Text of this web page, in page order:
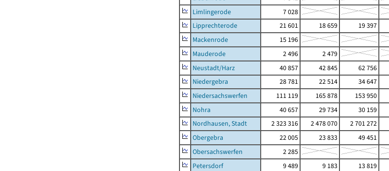
Limlingerode
7 028
Lipprechterode
21 601 18 659 19 397
Mackenrode
15 196
Mauderode
2 496
2 479
Neustadt/Harz
40 857 42 845 62 756
Niedergebra
28 781 22 514 34 647
Niedersachswerfen
111 119 165 878 153 950
Nohra
40 657 29 734 30 159
Nordhausen, Stadt
2 323 316 2 478 070 2 701 272
Obergebra
22 005 23 833 49 451
Obersachswerfen
2 285
Petersdorf
9 489 9 183 13 819